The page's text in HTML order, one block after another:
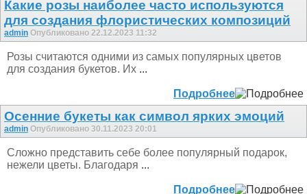
Какие розы наиболее часто используются
для создания флористических композиций
admin Опубликовано 22.12.2023 11:32
Розы считаются одними из самых популярных цветов
для создания букетов. Их ...
Подробнее
Осенние букеты как символ ярких эмоций
admin Опубликовано 30.11.2023 20:01
Сложно представить себе более популярный подарок,
нежели цветы. Благодаря ...
Подробнее